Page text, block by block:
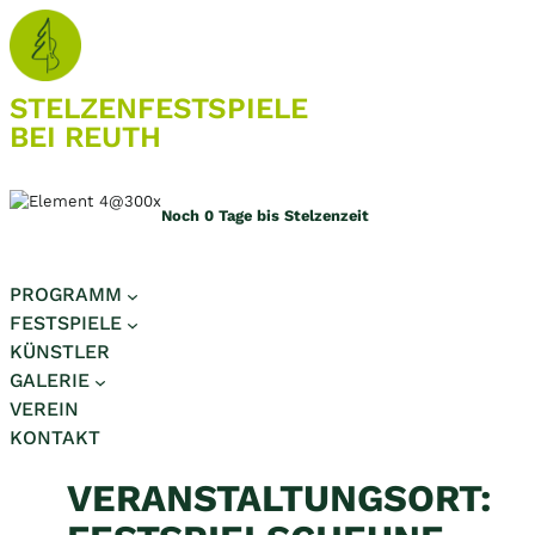
Zum
Inhalt
springen
STELZEN­FESTSPIELE
BEI REUTH
Noch 0 Tage bis Stelzenzeit
PROGRAMM
FESTSPIELE
KÜNSTLER
GALERIE
VEREIN
KONTAKT
VERANSTALTUNGSORT: